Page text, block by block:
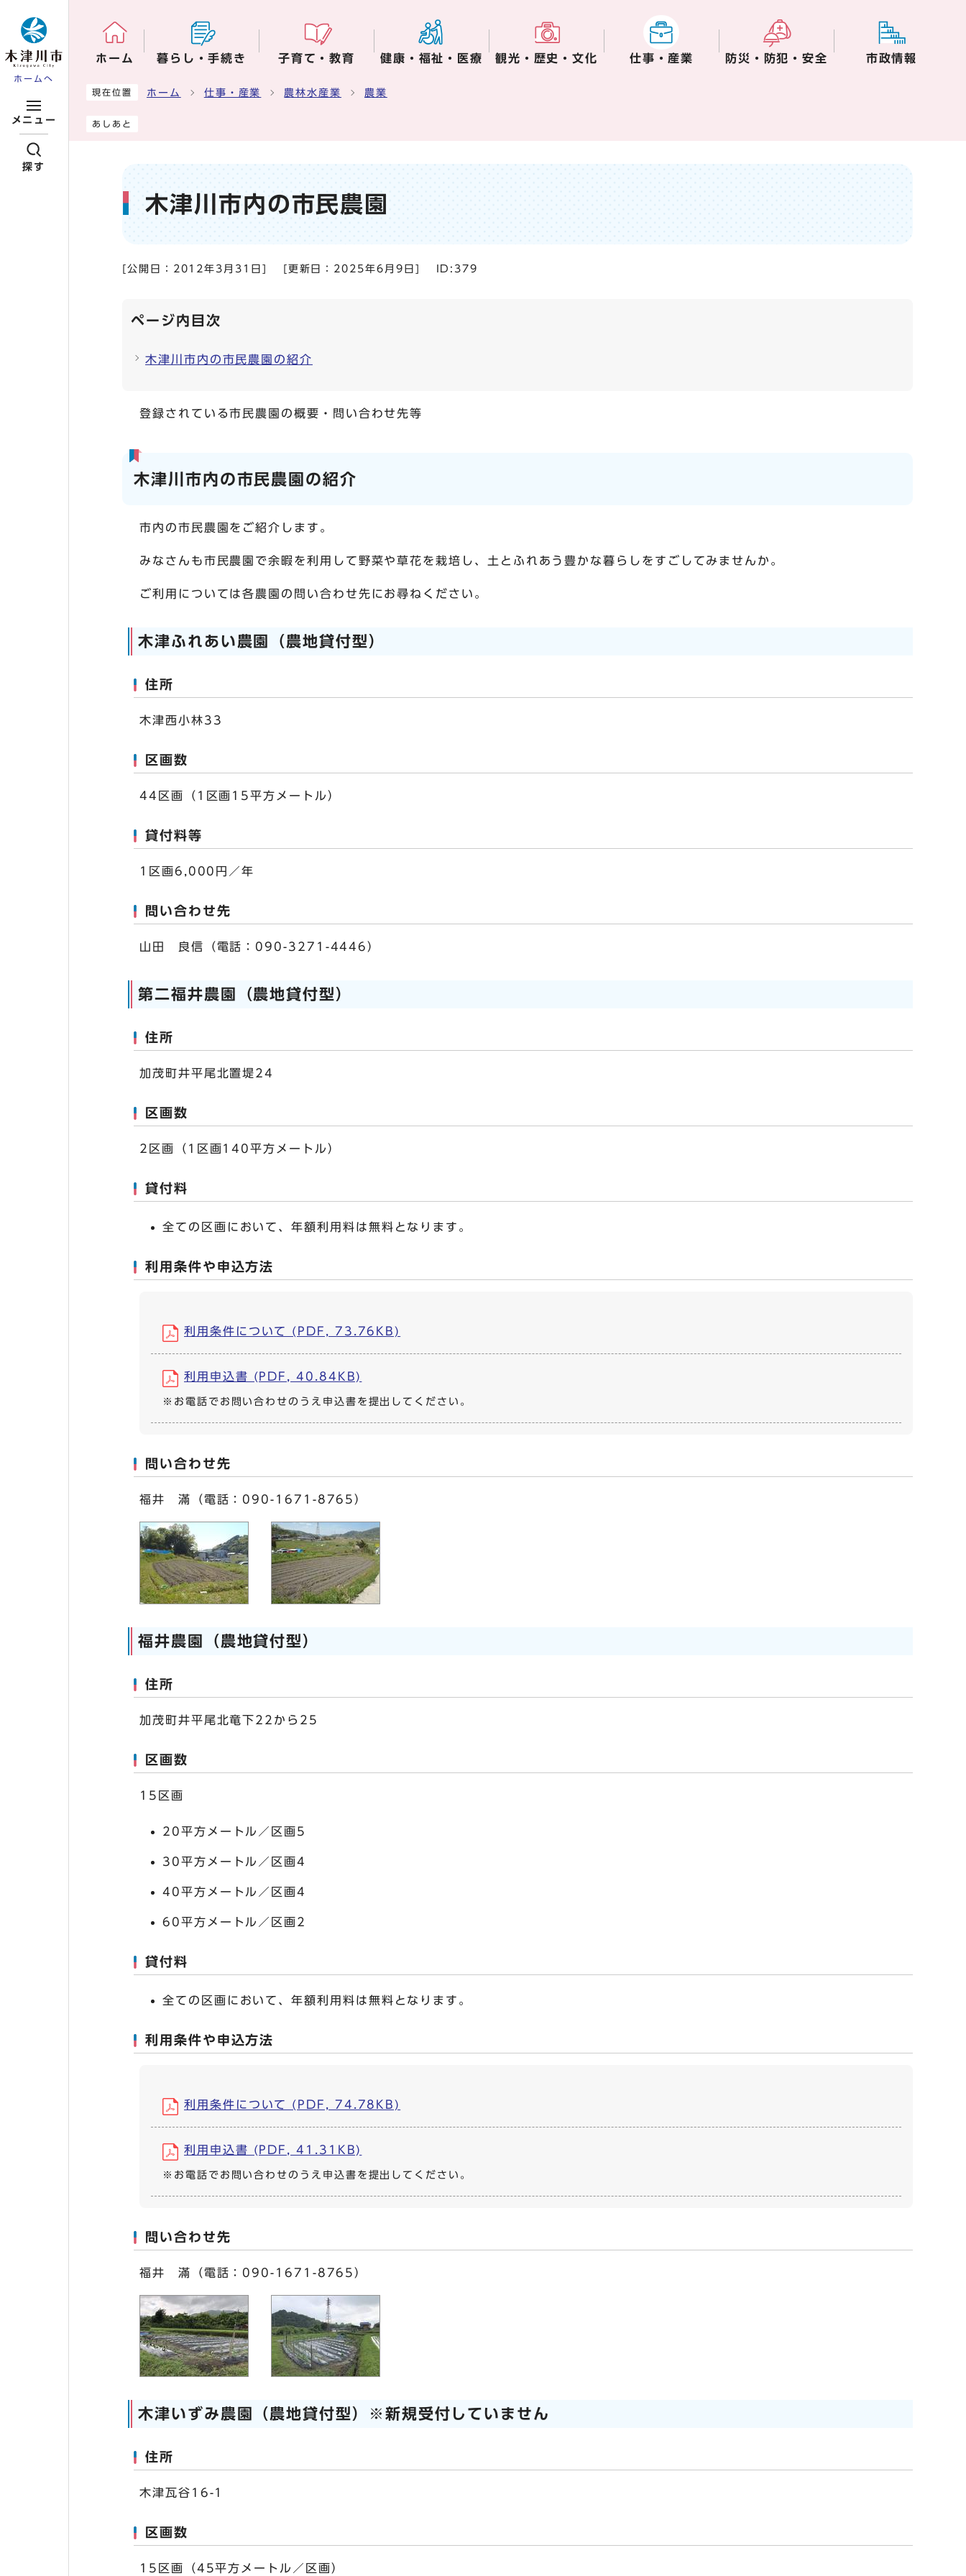
ホームへ
メニュー
探す
ホーム 暮らし・手続き 子育て・教育 健康・福祉・医療 観光・歴史・文化 仕事・産業 防災・防犯・安全 市政情報
ここから本文です
現在位置 ホーム 仕事・産業 農林水産業 農業
あしあと
木津川市内の市民農園
[公開日： 2012年3月31日 [更新日： 2025年6月9日 ID:379
ページ内目次
木津川市内の市民農園の紹介
登録されている市民農園の概要・問い合わせ先等
木津川市内の市民農園の紹介
市内の市民農園をご紹介します。
みなさんも市民農園で余暇を利用して野菜や草花を栽培し、土とふれあう豊かな暮らしをすごしてみませんか。
ご利用については各農園の問い合わせ先にお尋ねください。
木津ふれあい農園（農地貸付型）
住所
木津西小林33
区画数
44区画（1区画15平方メートル）
貸付料等
1区画6,000円／年
問い合わせ先
山田 良信（電話：090-3271-4446）
第二福井農園（農地貸付型）
住所
加茂町井平尾北置堤24
区画数
2区画（1区画140平方メートル）
貸付料
全ての区画において、年額利用料は無料となります。
利用条件や申込方法
利用条件について (PDF, 73.76KB)
利用申込書 (PDF, 40.84KB)
※お電話でお問い合わせのうえ申込書を提出してください。
問い合わせ先
福井 滿（電話：090-1671-8765）
福井農園（農地貸付型）
住所
加茂町井平尾北竜下22から25
区画数
15区画
20平方メートル／区画5
30平方メートル／区画4
40平方メートル／区画4
60平方メートル／区画2
貸付料
全ての区画において、年額利用料は無料となります。
利用条件や申込方法
利用条件について (PDF, 74.78KB)
利用申込書 (PDF, 41.31KB)
※お電話でお問い合わせのうえ申込書を提出してください。
問い合わせ先
福井 滿（電話：090-1671-8765）
木津いずみ農園（農地貸付型）※新規受付していません
住所
木津瓦谷16-1
区画数
15区画（45平方メートル／区画）